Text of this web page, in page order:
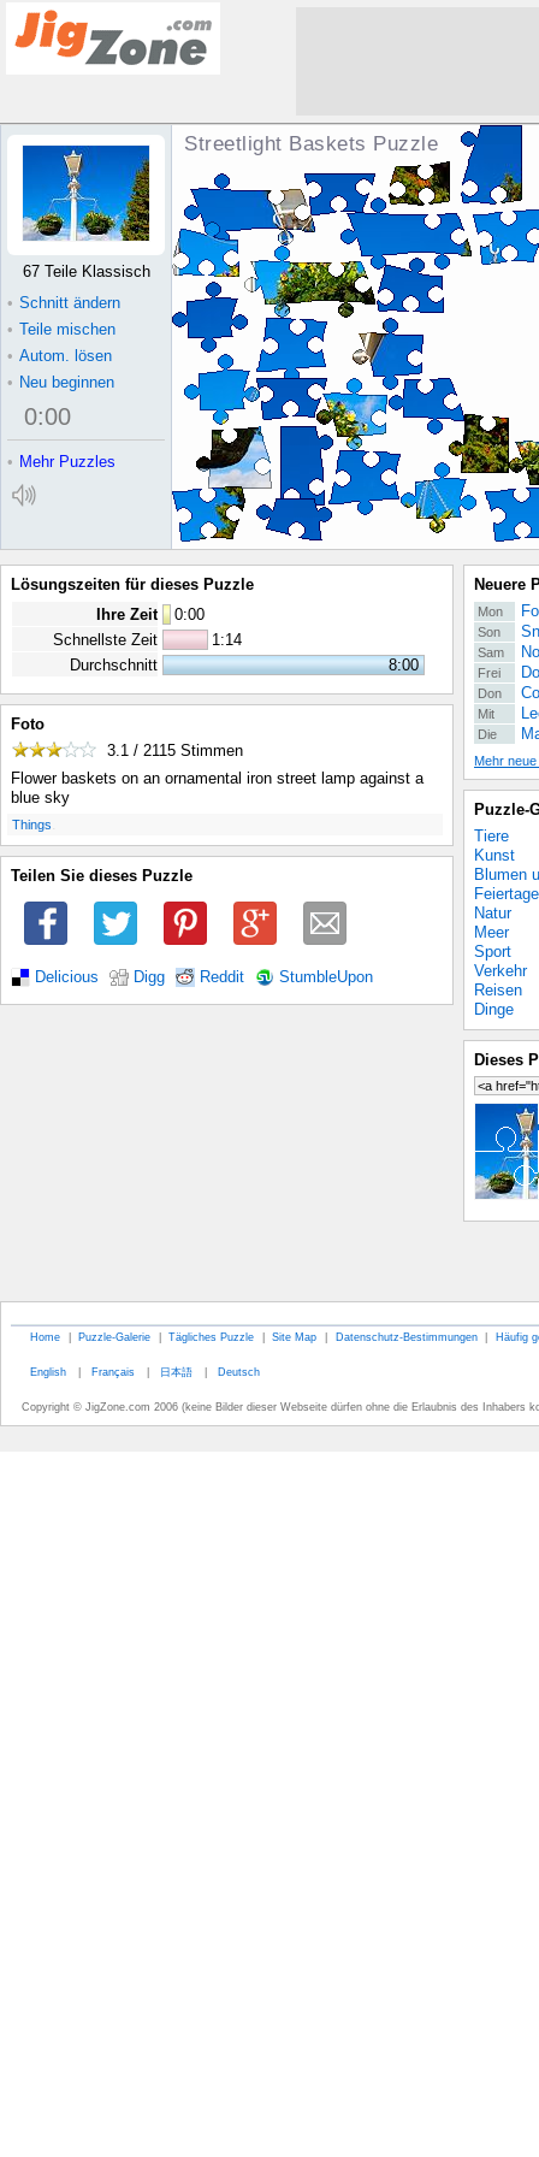
Streetlight Baskets Puzzle
67 Teile Klassisch
• Schnitt ändern
• Teile mischen
• Autom. lösen
• Neu beginnen
0:00
• Mehr Puzzles
Lösungszeiten für dieses Puzzle
Ihre Zeit
0:00
Schnellste Zeit
1:14
Durchschnitt
8:00
Foto
3.1 / 2115 Stimmen
Flower baskets on an ornamental iron street lamp against a
blue sky
Things
Teilen Sie dieses Puzzle
Delicious Digg Reddit StumbleUpon
Neuere
Mon
Son
Sam
Frei
Don
Mit
Die
Mehr
Puzzle-
Tiere
Kunst
Blumen
Feiertage
Natur
Meer
Sport
Verkehr
Reisen
Dinge
Dieses
Home | Puzzle-Galerie | Tägliches Puzzle | Site Map | Datenschutz-Bestimmungen | Häufig
English | Français | 日本語 | Deutsch
Copyright © JigZone.com 2006 (keine Bilder dieser Webseite dürfen ohne die Erlaubnis des Inhabers